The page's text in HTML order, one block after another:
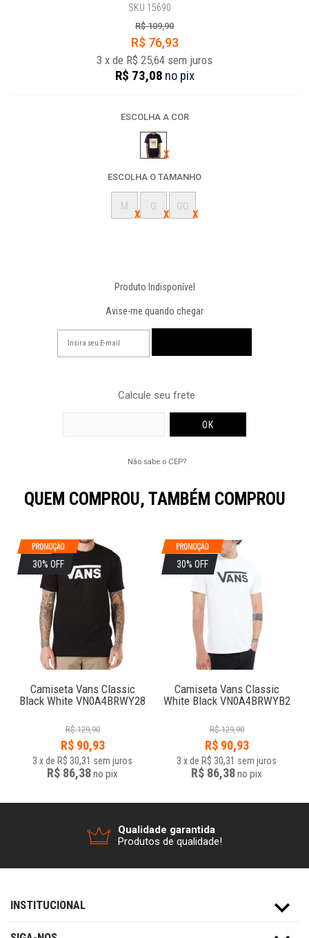
SKU 15690
R$ 109,90
R$ 76,93
3 x de R$ 25,64 sem juros
R$ 73,08 no pix
ESCOLHA A COR
ESCOLHA O TAMANHO
M G GG
Produto Indisponível
Avise-me quando chegar
Calcule seu frete
Não sabe o CEP?
QUEM COMPROU, TAMBÉM COMPROU
30% OFF
Camiseta Vans Classic
Black White VN0A4BRWY28
R$ 129,90
R$ 90,93
3 xde R$ 30,31 sem juros
R$ 86,38no pix
30% OFF
Camiseta Vans Classic
White Black VN0A4BRWYB2
R$ 129,90
R$ 90,93
3 xde R$ 30,31 sem juros
R$ 86,38no pix
Qualidade garantida
Produtos de qualidade!
INSTITUCIONAL